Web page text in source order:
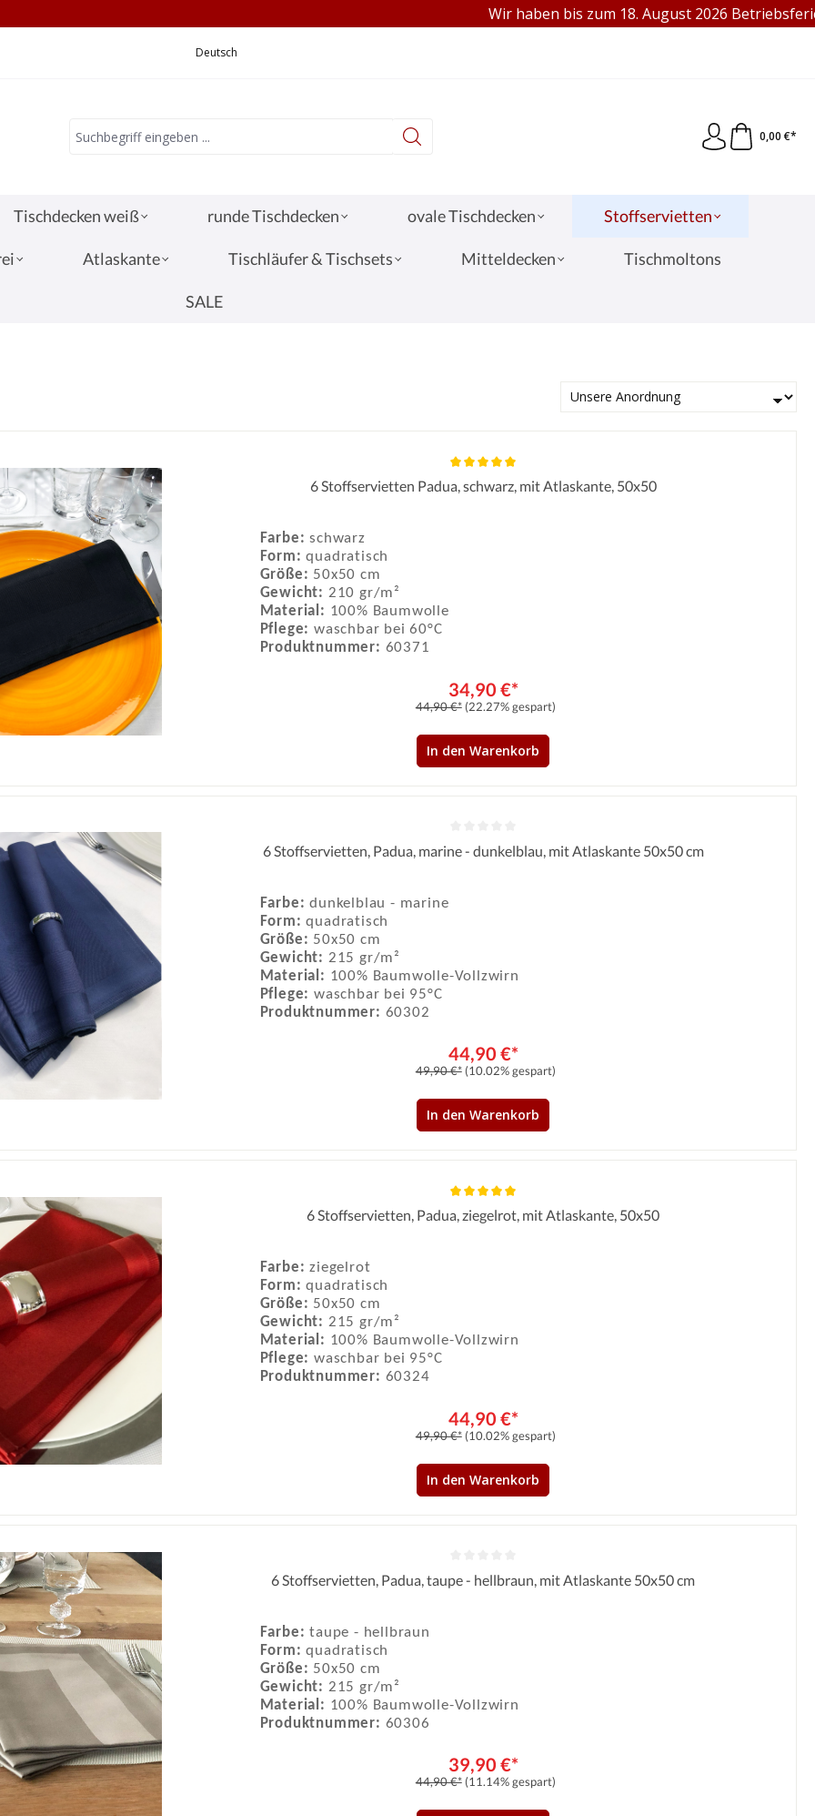
VERKAUF AN PRIVAT & GEWERBE
Wir haben bis zum 18. August 2026 Betriebsferien.
Deutsch
0,00 €*
Tischdecken weiß runde Tischdecken ovale Tischdecken Stoffservietten
Atlaskante Tischläufer & Tischsets Mitteldecken Tischmoltons
SALE
Durchschnittliche Bewertung von 5 von 5 Sternen
6 Stoffservietten Padua, schwarz, mit Atlaskante, 50x50
Farbe:schwarz
Form:quadratisch
Größe: 50x50 cm
Gewicht: 210 gr/m²
Material: 100% Baumwolle
Pflege: waschbar bei 60°C
Produktnummer: 60371
34,90 €*
44,90 €* (22.27% gespart)
In den Warenkorb
Durchschnittliche Bewertung von 0 von 5 Sternen
6 Stoffservietten, Padua, marine - dunkelblau, mit Atlaskante 50x50 cm
Farbe:dunkelblau - marine
Form:quadratisch
Größe: 50x50 cm
Gewicht: 215 gr/m²
Material: 100% Baumwolle-Vollzwirn
Pflege: waschbar bei 95°C
Produktnummer: 60302
44,90 €*
49,90 €* (10.02% gespart)
In den Warenkorb
Durchschnittliche Bewertung von 5 von 5 Sternen
6 Stoffservietten, Padua, ziegelrot, mit Atlaskante, 50x50
Farbe:ziegelrot
Form:quadratisch
Größe: 50x50 cm
Gewicht: 215 gr/m²
Material: 100% Baumwolle-Vollzwirn
Pflege: waschbar bei 95°C
Produktnummer: 60324
44,90 €*
49,90 €* (10.02% gespart)
In den Warenkorb
Durchschnittliche Bewertung von 0 von 5 Sternen
6 Stoffservietten, Padua, taupe - hellbraun, mit Atlaskante 50x50 cm
Farbe:taupe - hellbraun
Form:quadratisch
Größe: 50x50 cm
Gewicht: 215 gr/m²
Material: 100% Baumwolle-Vollzwirn
Produktnummer: 60306
39,90 €*
44,90 €* (11.14% gespart)